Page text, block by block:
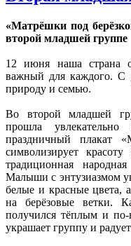
«Матрёшки под
второй младшей группе
12 июня наша страна
важный для каждого. С
природу и семью.
Во второй младшей
прошла
праздничный плакат
символизирует
традиционная
Малыши с энтузиазмом
белые и красные цвета,
на берёзовые ветки.
получился тёплым и по-
украшает группу и